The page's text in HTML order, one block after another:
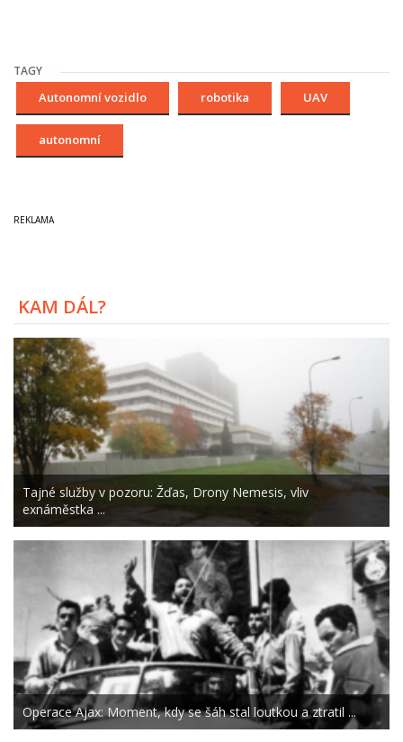
TAGY
Autonomní vozidlo robotika UAV
autonomní
KAM DÁL?
Tajné služby v pozoru: Žďas, Drony Nemesis, vliv
exnáměstka ...
Operace Ajax: Moment, kdy se šáh stal loutkou a ztratil ...